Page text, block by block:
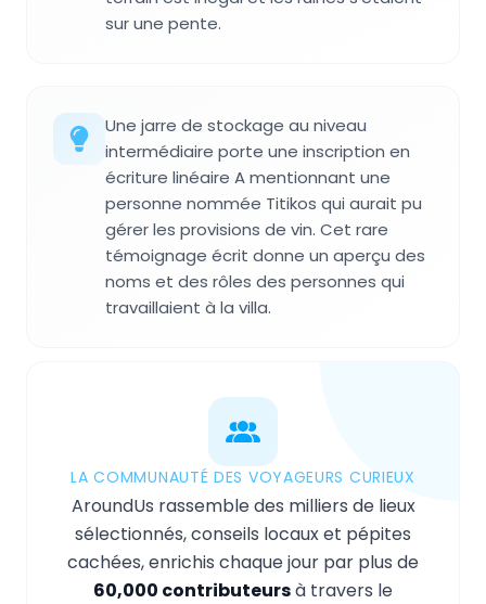
sur une pente.
Une jarre de stockage au niveau
intermédiaire porte une inscription en
écriture linéaire A mentionnant une
personne nommée Titikos qui aurait pu
gérer les provisions de vin. Cet rare
témoignage écrit donne un aperçu des
noms et des rôles des personnes qui
travaillaient à la villa.
LA COMMUNAUTÉ DES VOYAGEURS CURIEUX
AroundUs rassemble des milliers de lieux
sélectionnés, conseils locaux et pépites
cachées, enrichis chaque jour par plus de
60,000 contributeursà travers le